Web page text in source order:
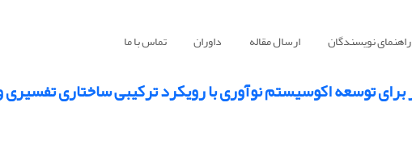
راهنمای نویسندگان ارسال مقاله داوران تماس با ما
برای توسعه اکوسیستم نوآوری با رویکرد ترکیبی ساختاری